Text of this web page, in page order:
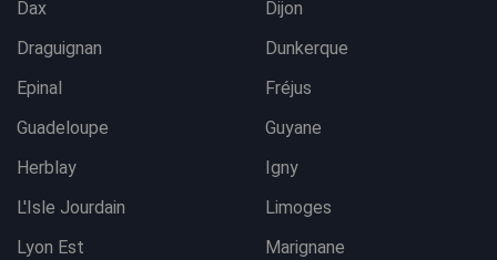
Dax
Dijon
Draguignan
Dunkerque
Epinal
Fréjus
Guadeloupe
Guyane
Herblay
Igny
L'Isle Jourdain
Limoges
Lyon Est
Marignane